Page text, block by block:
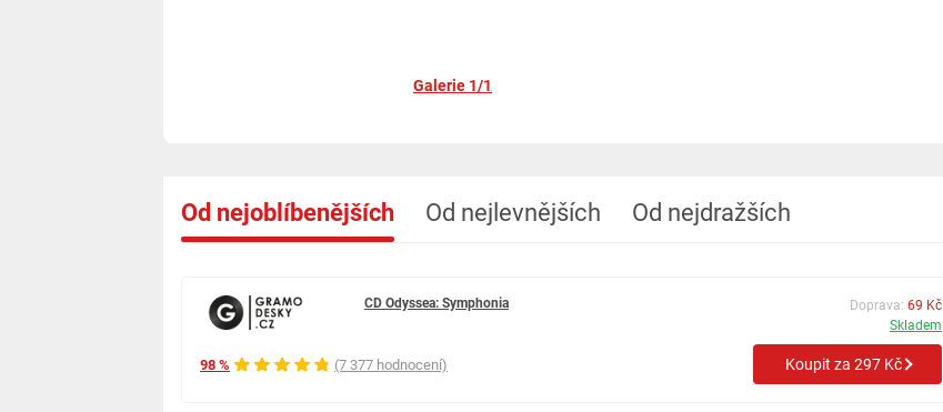
Galerie 1/1
Od nejoblíbenějších Od nejlevnějších Od nejdražších
98 % (7 377 hodnocení)
CD Odyssea: Symphonia Doprava: 69 Kč
Skladem
Koupit za 297 Kč